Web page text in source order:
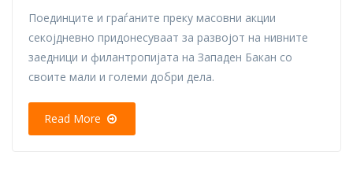
Поединците и граѓаните преку масовни акции
секојдневно придонесуваат за развојот на нивните
заедници и филантропијата на Западен Бакан со
своите мали и големи добри дела.
Read More